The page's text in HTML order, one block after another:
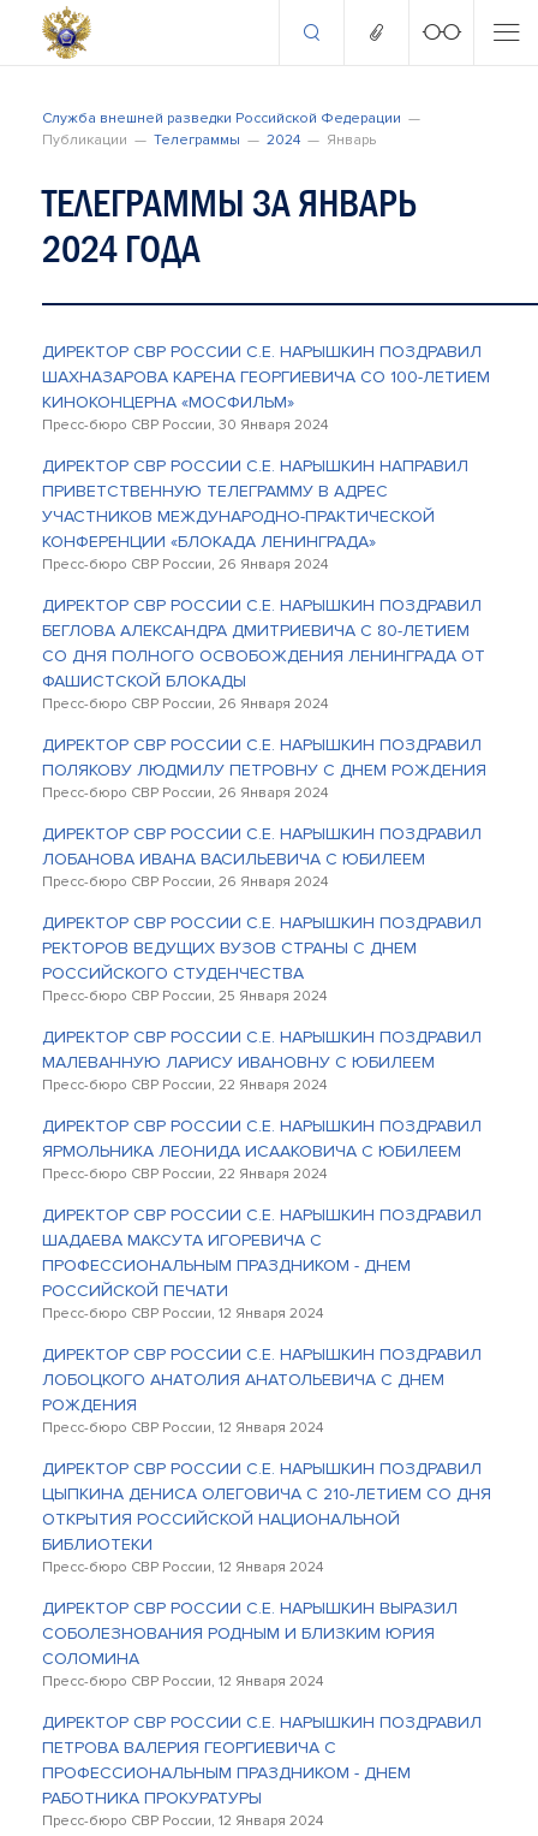
Служба внешней разведки Российской Федерации
Публикации
Телеграммы 2024 Январь
ТЕЛЕГРАММЫ ЗА ЯНВАРЬ
2024 ГОДА
ДИРЕКТОР СВР РОССИИ С.Е. НАРЫШКИН ПОЗДРАВИЛ
ШАХНАЗАРОВА КАРЕНА ГЕОРГИЕВИЧА СО 100-ЛЕТИЕМ
КИНОКОНЦЕРНА «МОСФИЛЬМ»
Пресс-бюро СВР России, 30 Января 2024
ДИРЕКТОР СВР РОССИИ С.Е. НАРЫШКИН НАПРАВИЛ
ПРИВЕТСТВЕННУЮ ТЕЛЕГРАММУ В АДРЕС
УЧАСТНИКОВ МЕЖДУНАРОДНО-ПРАКТИЧЕСКОЙ
КОНФЕРЕНЦИИ «БЛОКАДА ЛЕНИНГРАДА»
Пресс-бюро СВР России, 26 Января 2024
ДИРЕКТОР СВР РОССИИ С.Е. НАРЫШКИН ПОЗДРАВИЛ
БЕГЛОВА АЛЕКСАНДРА ДМИТРИЕВИЧА С 80-ЛЕТИЕМ
СО ДНЯ ПОЛНОГО ОСВОБОЖДЕНИЯ ЛЕНИНГРАДА ОТ
ФАШИСТСКОЙ БЛОКАДЫ
Пресс-бюро СВР России, 26 Января 2024
ДИРЕКТОР СВР РОССИИ С.Е. НАРЫШКИН ПОЗДРАВИЛ
ПОЛЯКОВУ ЛЮДМИЛУ ПЕТРОВНУ С ДНЕМ РОЖДЕНИЯ
Пресс-бюро СВР России, 26 Января 2024
ДИРЕКТОР СВР РОССИИ С.Е. НАРЫШКИН ПОЗДРАВИЛ
ЛОБАНОВА ИВАНА ВАСИЛЬЕВИЧА С ЮБИЛЕЕМ
Пресс-бюро СВР России, 26 Января 2024
ДИРЕКТОР СВР РОССИИ С.Е. НАРЫШКИН ПОЗДРАВИЛ
РЕКТОРОВ ВЕДУЩИХ ВУЗОВ СТРАНЫ С ДНЕМ
РОССИЙСКОГО СТУДЕНЧЕСТВА
Пресс-бюро СВР России, 25 Января 2024
ДИРЕКТОР СВР РОССИИ С.Е. НАРЫШКИН ПОЗДРАВИЛ
МАЛЕВАННУЮ ЛАРИСУ ИВАНОВНУ С ЮБИЛЕЕМ
Пресс-бюро СВР России, 22 Января 2024
ДИРЕКТОР СВР РОССИИ С.Е. НАРЫШКИН ПОЗДРАВИЛ
ЯРМОЛЬНИКА ЛЕОНИДА ИСААКОВИЧА С ЮБИЛЕЕМ
Пресс-бюро СВР России, 22 Января 2024
ДИРЕКТОР СВР РОССИИ С.Е. НАРЫШКИН ПОЗДРАВИЛ
ШАДАЕВА МАКСУТА ИГОРЕВИЧА С
ПРОФЕССИОНАЛЬНЫМ ПРАЗДНИКОМ - ДНЕМ
РОССИЙСКОЙ ПЕЧАТИ
Пресс-бюро СВР России, 12 Января 2024
ДИРЕКТОР СВР РОССИИ С.Е. НАРЫШКИН ПОЗДРАВИЛ
ЛОБОЦКОГО АНАТОЛИЯ АНАТОЛЬЕВИЧА С ДНЕМ
РОЖДЕНИЯ
Пресс-бюро СВР России, 12 Января 2024
ДИРЕКТОР СВР РОССИИ С.Е. НАРЫШКИН ПОЗДРАВИЛ
ЦЫПКИНА ДЕНИСА ОЛЕГОВИЧА С 210-ЛЕТИЕМ СО ДНЯ
ОТКРЫТИЯ РОССИЙСКОЙ НАЦИОНАЛЬНОЙ
БИБЛИОТЕКИ
Пресс-бюро СВР России, 12 Января 2024
ДИРЕКТОР СВР РОССИИ С.Е. НАРЫШКИН ВЫРАЗИЛ
СОБОЛЕЗНОВАНИЯ РОДНЫМ И БЛИЗКИМ ЮРИЯ
СОЛОМИНА
Пресс-бюро СВР России, 12 Января 2024
ДИРЕКТОР СВР РОССИИ С.Е. НАРЫШКИН ПОЗДРАВИЛ
ПЕТРОВА ВАЛЕРИЯ ГЕОРГИЕВИЧА С
ПРОФЕССИОНАЛЬНЫМ ПРАЗДНИКОМ - ДНЕМ
РАБОТНИКА ПРОКУРАТУРЫ
Пресс-бюро СВР России, 12 Января 2024